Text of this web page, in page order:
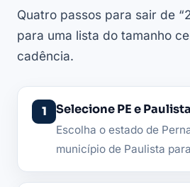
Quatro passos para sair de
para uma lista do tamanho
cadência.
Selecione PE e Paulista
Escolha o estado de
município de Paulista